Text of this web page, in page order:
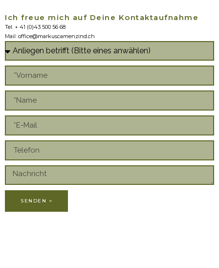
Ich freue mich auf Deine Kontaktaufnahme
Tel. + 41 (0)43 500 56 68
Mail: office@markuscamenzind.ch
SENDEN >